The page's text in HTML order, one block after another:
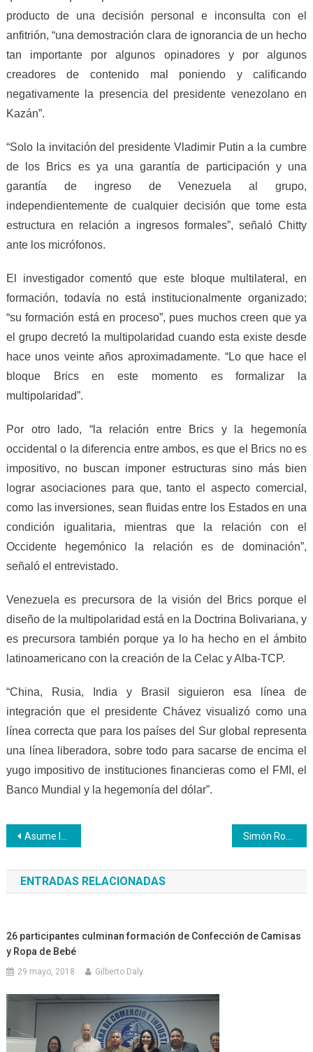
producto de una decisión personal e inconsulta con el
anfitrión, “una demostración clara de ignorancia de un hecho
tan importante por algunos opinadores y por algunos
creadores de contenido mal poniendo y calificando
negativamente la presencia del presidente venezolano en
Kazán”.
“Solo la invitación del presidente Vladimir Putin a la cumbre
de los Brics es ya una garantía de participación y una
garantía de ingreso de Venezuela al grupo,
independientemente de cualquier decisión que tome esta
estructura en relación a ingresos formales”, señaló Chitty
ante los micrófonos.
El investigador comentó que este bloque multilateral, en
formación, todavía no está institucionalmente organizado;
“su formación está en proceso”, pues muchos creen que ya
el grupo decretó la multipolaridad cuando esta existe desde
hace unos veinte años aproximadamente. “Lo que hace el
bloque Brics en este momento es formalizar la
multipolaridad”.
Por otro lado, “la relación entre Brics y la hegemonía
occidental o la diferencia entre ambos, es que el Brics no es
impositivo, no buscan imponer estructuras sino más bien
lograr asociaciones para que, tanto el aspecto comercial,
como las inversiones, sean fluidas entre los Estados en una
condición igualitaria, mientras que la relación con el
Occidente hegemónico la relación es de dominación”,
señaló el entrevistado.
Venezuela es precursora de la visión del Brics porque el
diseño de la multipolaridad está en la Doctrina Bolivariana, y
es precursora también porque ya lo ha hecho en el ámbito
latinoamericano con la creación de la Celac y Alba-TCP.
“China, Rusia, India y Brasil siguieron esa línea de
integración que el presidente Chávez visualizó como una
línea correcta que para los países del Sur global representa
una línea liberadora, sobre todo para sacarse de encima el
yugo impositivo de instituciones financieras como el FMI, el
Banco Mundial y la hegemonía del dólar”.
Navegación
de
entradas
Asume la Gerencia General del Inces Militar el CA Raúl Alexander Dam
ENTRADAS RELACIONADAS
26 participantes culminan formación de Confección de Camisas
y Ropa de Bebé
29 mayo, 2018 Gilberto Daly